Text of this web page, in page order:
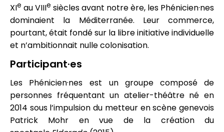
XIe au VIIIe siècles avant notre ère, les Phénicien·nes
dominaient la Méditerranée. Leur commerce,
pourtant, était fondé sur la libre initiative individuelle
et n’ambitionnait nulle colonisation.
Participant·es
Les Phénicien·nes
est un groupe composé de
personnes fréquentant un atelier-théâtre né en
2014 sous l’impulsion du metteur en scène genevois
Patrick Mohr en vue de la création du